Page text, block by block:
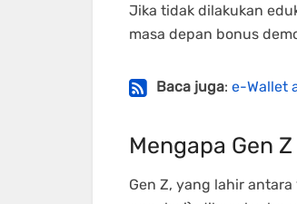
Jika tidak dilakukan
masa depan bonus
Baca juga: e-Wallet
Mengapa Gen
Gen Z, yang lahir